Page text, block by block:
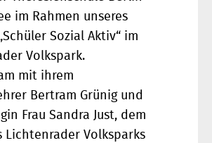
im Rahmen unseres
Sozial Aktiv“ im
Volkspark.
mit ihrem
Bertram Grünig und
Frau Sandra Just, dem
Lichtenrader Volksparks